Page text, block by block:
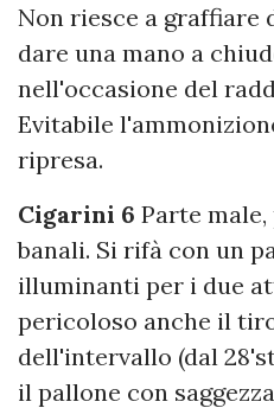
Non riesce a graffiare
dare una mano a
nell'occasione del
Evitabile
ripresa.
Cigarini 6 Parte
banali. Si rifà con un
illuminanti per i due
pericoloso anche il
dell'intervallo (dal
il pallone con